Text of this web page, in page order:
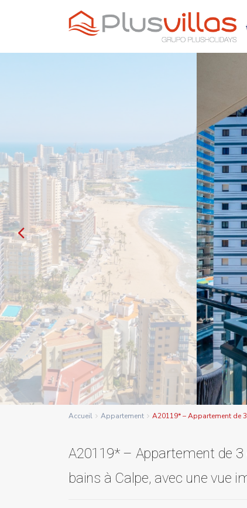
Accueil Appartement A20119* – Appartement de
A20119* – Appartement de
bains à Calpe, avec une vue